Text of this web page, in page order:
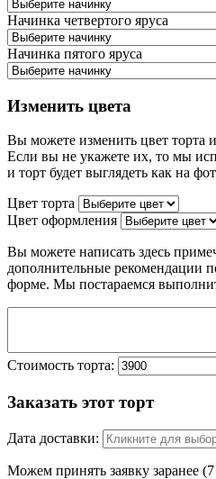
Начинка четвертого яруса
Начинка пятого яруса
Изменить цвета
Вы можете изменить цвет торта
Если вы не укажете их, то мы
и торт будет выглядеть как на
Цвет торта
Цвет оформления
Вы можете написать здесь
дополнительные рекомендации
форме. Мы постараемся
Стоимость торта:
Заказать этот торт
Дата доставки:
Можем принять заявку заранее